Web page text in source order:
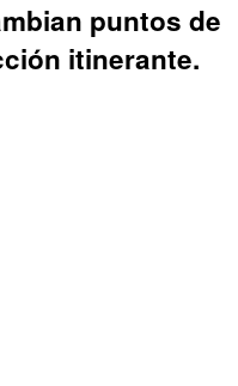
puntos de
itinerante.